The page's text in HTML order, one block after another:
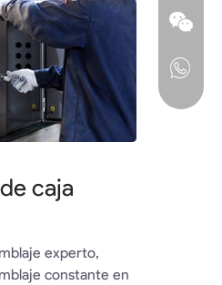
caja
experto,
constante en